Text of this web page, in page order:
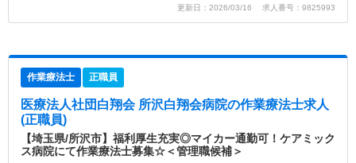
更新日：2026/03/16 求人番号：9825993
作業療法士 正職員
医療法人社団白翔会 所沢白翔会病院の作業療法士求人
(正職員)
【埼玉県/所沢市】福利厚生充実◎マイカー通勤可！ケアミック
ス病院にて作業療法士募集☆＜管理職候補＞